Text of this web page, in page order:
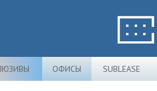
ОФИСЫ SUBLEASE